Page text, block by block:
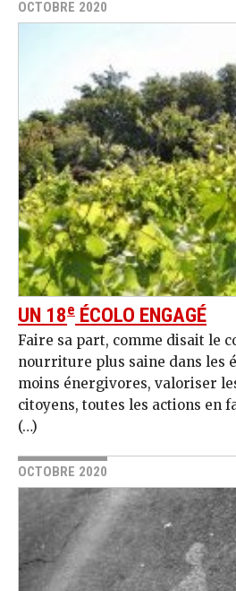
OCTOBRE 2020
UN 18e ÉCOLO ENGAGÉ
Faire sa part, comme disait le
nourriture plus saine dans les
moins énergivores, valoriser
citoyens, toutes les actions en
(…)
OCTOBRE 2020